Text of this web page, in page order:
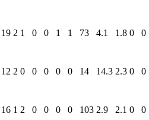
19 2 1 0 0 1 1 73 4.1 1.8 0
0
12 2 0 0 0 0 0 14 14.3 2.3 0
0
16 1 2 0 0 0 0 103 2.9 2.1 0
0